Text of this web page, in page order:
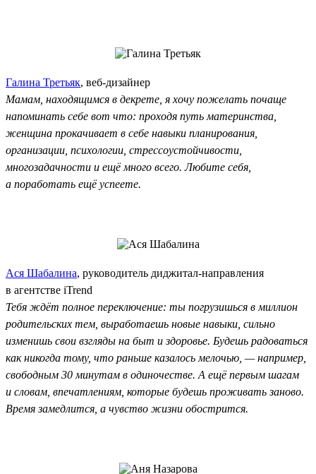
Галина Третьяк, веб-дизайнер
Мамам, находящимся в декрете, я хочу пожелать почаще
напоминать себе вот что: проходя путь материнства,
женщина прокачивает в себе навыки планирования,
организации, психологии, стрессоустойчивости,
многозадачности и ещё много всего. Любите себя,
а поработать ещё успеете.
Ася Шабалина, руководитель диджитал-направления
в агентстве iTrend
Тебя ждёт полное переключение: ты погрузишься в миллион
родительских тем, выработаешь новые навыки, сильно
изменишь свои взгляды на быт и здоровье. Будешь радоваться
как никогда тому, что раньше казалось мелочью, — например,
свободным 30 минутам в одиночестве. А ещё первым шагам
и словам, впечатлениям, которые будешь проживать заново.
Время замедлится, а чувство жизни обострится.